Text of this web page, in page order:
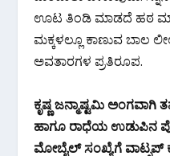
ಊಟ ತಿಂಡಿ ಮಾಡದೆ ಹಠ
ಮಕ್ಕಳಲ್ಲೂ ಕಾಣುವ ಬಾಲ
ಅವತಾರಗಳ ಪ್ರತಿರೂಪ.
ಕೃಷ್ಣ ಜನ್ಮಾಷ್ಟಮಿ ಅಂಗವಾಗಿ
ಹಾಗೂ ರಾಧೆಯ ಉಡುಪಿನ
ಮೋಬೈಲ್ ಸಂಖ್ಯೆಗೆ ವಾಟ್ಸಪ್